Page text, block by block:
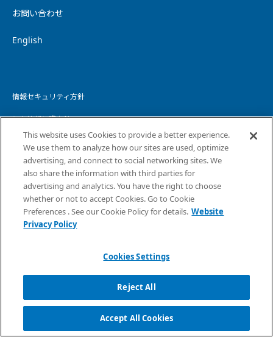
お問い合わせ
English
情報セキュリティ方針
個人情報保護方針
ウェブサイトプライバシーポリシー
コピーライト・免責事項
サイトマップ
NTT DATA INTELLILINK Corporation
This website uses Cookies to provide a better experience.
We use them to analyze how our sites are used, optimize
advertising, and connect to social networking sites. We
also share the information with third parties for
advertising and analytics. You have the right to choose
whether or not to accept Cookies. Go to Cookie
Preferences . See our Cookie Policy for details. Website
Privacy Policy
Cookies Settings
Reject All
Accept All Cookies